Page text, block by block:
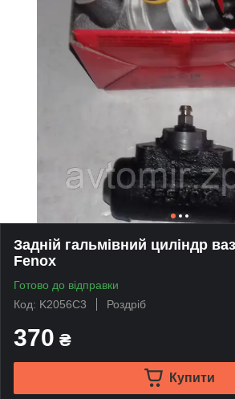
Задній гальмівний циліндр
Fenox
Готово до відправки
Код: K2056C3
Роздріб
370 ₴
Купити